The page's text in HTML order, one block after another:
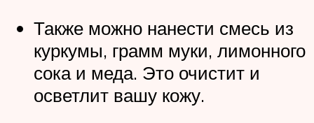
Также можно нанести смесь из
куркумы, грамм муки, лимонного
сока и меда. Это очистит и
осветлит вашу кожу.